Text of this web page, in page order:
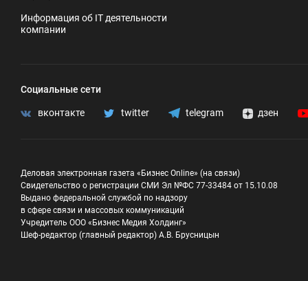
Информация об IT деятельности
компании
Социальные сети
вконтакте twitter telegram дзен
Деловая электронная газета «Бизнес Online» (на связи)
Свидетельство о регистрации СМИ Эл №ФС 77-33484 от 15.10.08
Выдано федеральной службой по надзору
в сфере связи и массовых коммуникаций
Учредитель ООО «Бизнес Медия Холдинг»
Шеф-редактор (главный редактор) А.В. Брусницын